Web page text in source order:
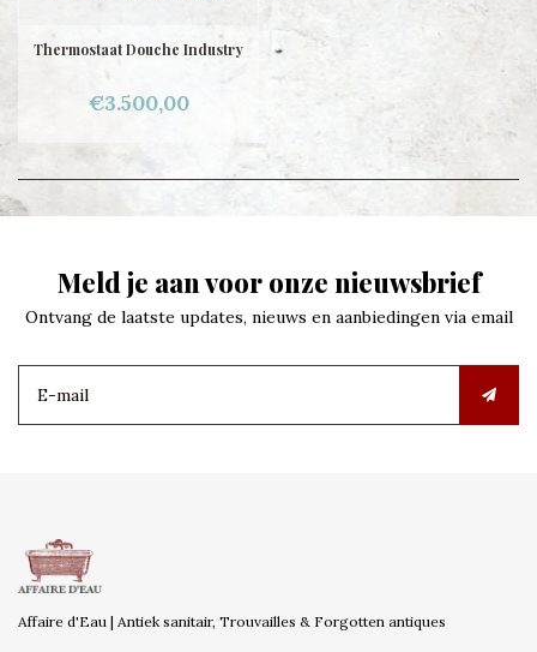
Thermostaat Douche Industry
€3.500,00
Meld je aan voor onze nieuwsbrief
Ontvang de laatste updates, nieuws en aanbiedingen via email
Affaire d'Eau | Antiek sanitair, Trouvailles & Forgotten antiques